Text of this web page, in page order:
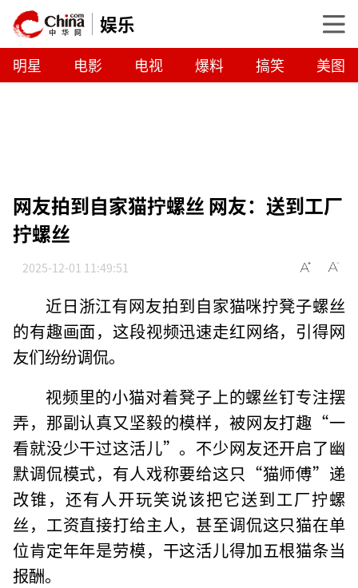
娱乐
明星 电影 电视 爆料 搞笑 美图
网友拍到自家猫拧螺丝 网友：送到工厂
拧螺丝
2025-12-01 11:49:51
近日浙江有网友拍到自家猫咪拧凳子螺丝
的有趣画面，这段视频迅速走红网络，引得网
友们纷纷调侃。
视频里的小猫对着凳子上的螺丝钉专注摆
弄，那副认真又坚毅的模样，被网友打趣“一
看就没少干过这活儿”。不少网友还开启了幽
默调侃模式，有人戏称要给这只“猫师傅”递
改锥，还有人开玩笑说该把它送到工厂拧螺
丝，工资直接打给主人，甚至调侃这只猫在单
位肯定年年是劳模，干这活儿得加五根猫条当
报酬。